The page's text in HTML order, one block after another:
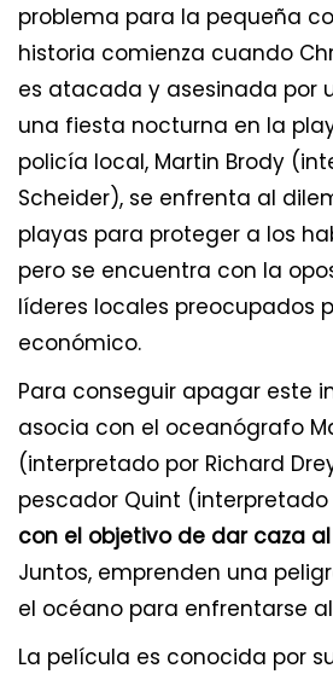
problema para la pequeña
historia comienza cuando
es atacada y asesinada por
una fiesta nocturna en la
policía local, Martin Brody
Scheider), se enfrenta al
playas para proteger a los
pero se encuentra con la
líderes locales preocupados
económico.
Para conseguir apagar este
asocia con el oceanógrafo
(interpretado por Richard
pescador Quint (interpretado
con el objetivo de dar caza
Juntos, emprenden una
el océano para enfrentarse
La película es conocida por